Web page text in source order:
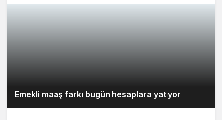
Emekli maaş farkı bugün hesaplara yatıyor